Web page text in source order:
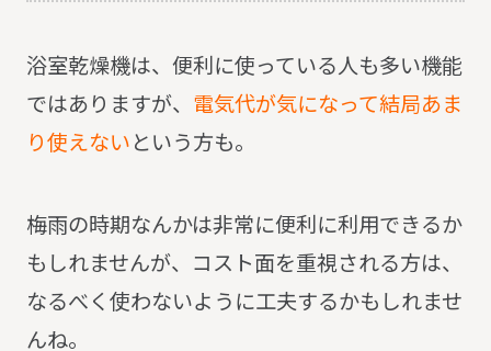
浴室乾燥機は、便利に使っている人も多い機能
ではありますが、 電気代が気になって結局あま
り使えないという方も。
梅雨の時期なんかは非常に便利に利用できるか
もしれませんが、コスト面を重視される方は、
なるべく使わないように工夫するかもしれませ
んね。